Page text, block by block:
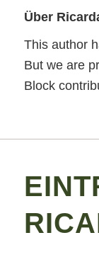
Über
This author
But we are
Block